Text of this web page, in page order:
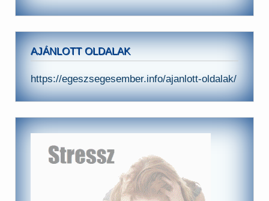
AJÁNLOTT OLDALAK
https://egeszsegesember.info/ajanlott-oldalak/